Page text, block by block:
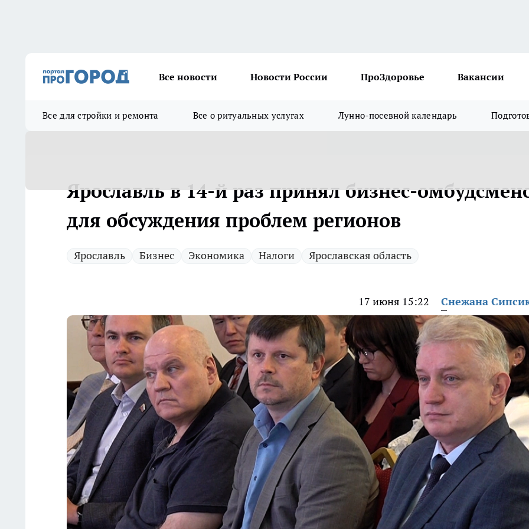
Все новости Новости России ПроЗдоровье Вакансии
Все для стройки и ремонта Все о ритуальных услугах Лунно-посевной календарь
Ярославль в 14-й раз принял бизнес-
для обсуждения проблем регионов
Ярославль Бизнес Экономика Налоги Ярославская область
17 июня 15:22 Снежана